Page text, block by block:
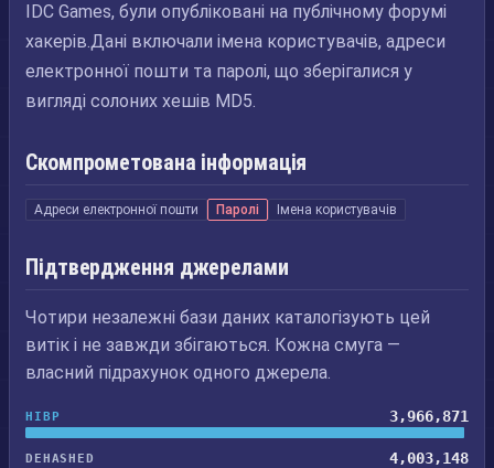
IDC Games, були опубліковані на публічному форумі
хакерів.Дані включали імена користувачів, адреси
електронної пошти та паролі, що зберігалися у
вигляді солоних хешів MD5.
Скомпрометована інформація
Адреси електронної пошти Паролі Імена користувачів
Підтвердження джерелами
Чотири незалежні бази даних каталогізують цей
витік і не завжди збігаються. Кожна смуга —
власний підрахунок одного джерела.
HIBP 3,966,871
DEHASHED 4,003,148